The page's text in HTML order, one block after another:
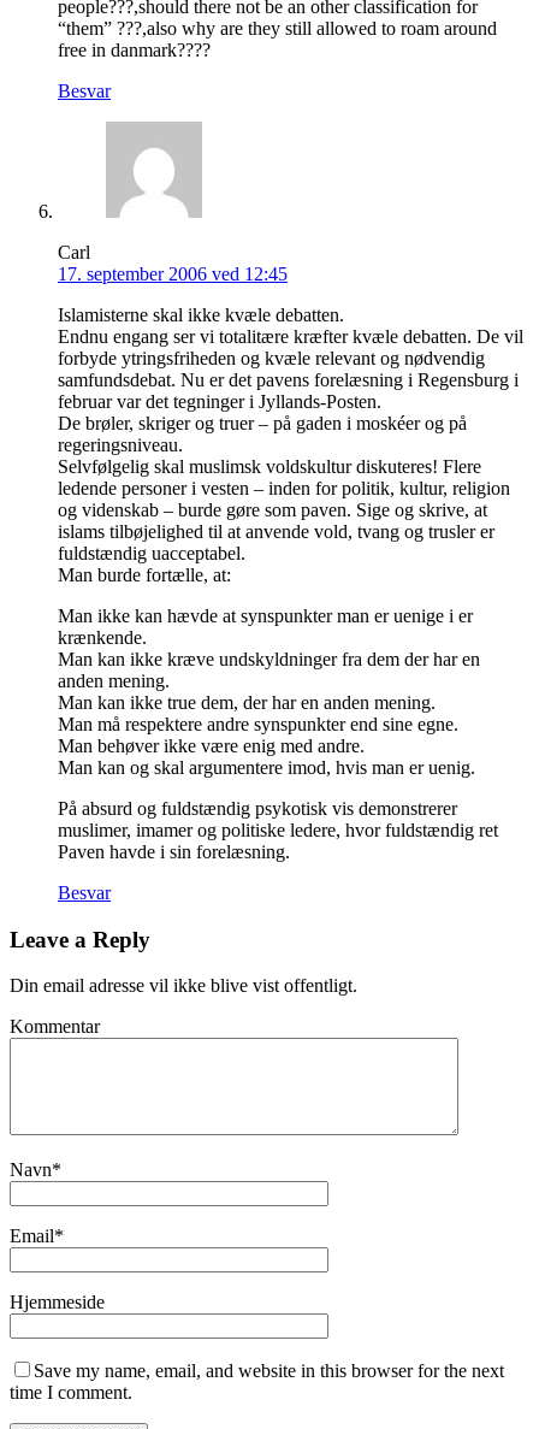
people???,should there not be an other classification for
“them” ???,also why are they still allowed to roam around
free in danmark????
Besvar
Carl
17. september 2006 ved 12:45
Islamisterne skal ikke kvæle debatten.
Endnu engang ser vi totalitære kræfter kvæle debatten. De vil
forbyde ytringsfriheden og kvæle relevant og nødvendig
samfundsdebat. Nu er det pavens forelæsning i Regensburg i
februar var det tegninger i Jyllands-Posten.
De brøler, skriger og truer – på gaden i moskéer og på
regeringsniveau.
Selvfølgelig skal muslimsk voldskultur diskuteres! Flere
ledende personer i vesten – inden for politik, kultur, religion
og videnskab – burde gøre som paven. Sige og skrive, at
islams tilbøjelighed til at anvende vold, tvang og trusler er
fuldstændig uacceptabel.
Man burde fortælle, at:
Man ikke kan hævde at synspunkter man er uenige i er
krænkende.
Man kan ikke kræve undskyldninger fra dem der har en
anden mening.
Man kan ikke true dem, der har en anden mening.
Man må respektere andre synspunkter end sine egne.
Man behøver ikke være enig med andre.
Man kan og skal argumentere imod, hvis man er uenig.
På absurd og fuldstændig psykotisk vis demonstrerer
muslimer, imamer og politiske ledere, hvor fuldstændig ret
Paven havde i sin forelæsning.
Besvar
Leave a Reply
Din email adresse vil ikke blive vist offentligt.
Kommentar
Navn*
Email*
Hjemmeside
Save my name, email, and website in this browser for the next
time I comment.